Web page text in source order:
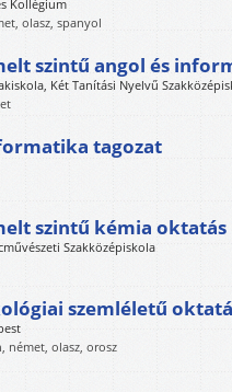
Kollégium
olasz, spanyol
szintű angol és
Két Tanítási Nyelvű
tagozat
szintű kémia oktatás
Szakközépiskola
szemléletű
német, olasz, orosz